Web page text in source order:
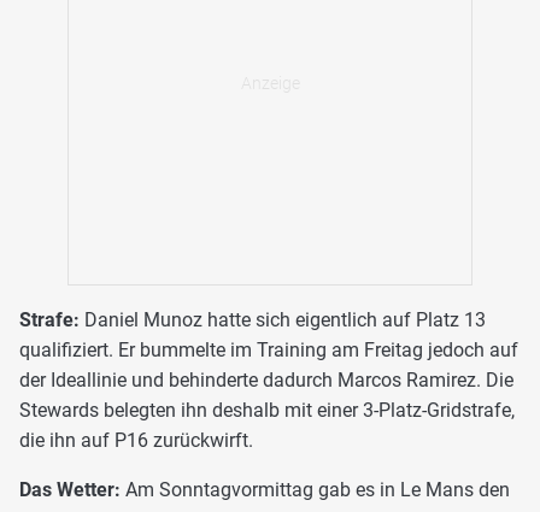
Strafe: Daniel Munoz hatte sich eigentlich auf Platz 13
qualifiziert. Er bummelte im Training am Freitag jedoch auf
der Ideallinie und behinderte dadurch Marcos Ramirez. Die
Stewards belegten ihn deshalb mit einer 3-Platz-Gridstrafe,
die ihn auf P16 zurückwirft.
Das Wetter: Am Sonntagvormittag gab es in Le Mans den